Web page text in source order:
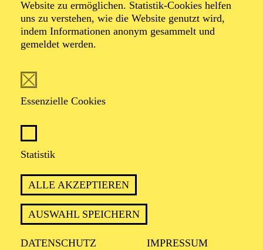
Website zu ermöglichen. Statistik-Cookies helfen
uns zu verstehen, wie die Website genutzt wird,
indem Informationen anonym gesammelt und
gemeldet werden.
Essenzielle Cookies
Statistik
ALLE AKZEPTIEREN
AUSWAHL SPEICHERN
DATENSCHUTZ IMPRESSUM
Moderiertes Konzert mit Livezeichner
Empfohlen ab 8 Jahren